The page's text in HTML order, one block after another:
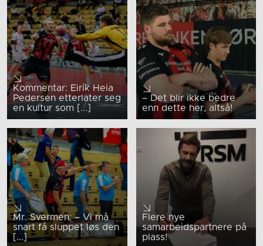
Kommentar: Eirik Heia
Pedersen etterlater seg
en kultur som [...]
– Det blir ikke bedre
enn dette her, altså!
Mr. Svermen: – Vi må
snart få sluppet løs den
[...]
Flere nye
samarbeidspartnere på
plass!